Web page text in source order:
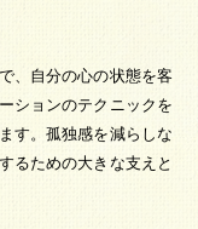
、自分の心の状態を客
ションのテクニックを
す。孤独感を減らしな
るための大きな支えと